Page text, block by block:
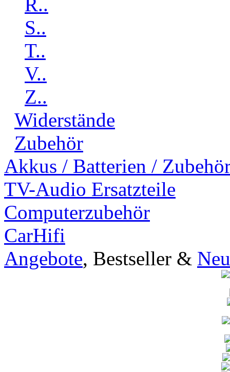
S..
T..
V..
Z..
Widerstände
Zubehör
Akkus / Batterien /
TV-Audio Ersatzteile
Computerzubehör
CarHifi
Angebote, Bestseller &